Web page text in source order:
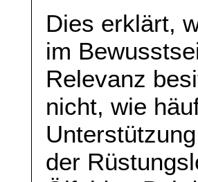
Dies erklärt,
im
Relevanz
nicht, wie
der